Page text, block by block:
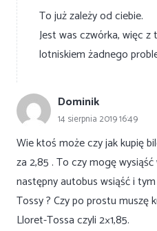
To już zależy od ciebie.
Jest was czwórka, więc
lotniskiem żadnego
Dominik
14 sierpnia 2019 16:49
Wie ktoś może czy jak kupię
za 2,85 . To czy mogę
następny autobus wsiąść i
Tossy ? Czy po prostu muszę
Lloret-Tossa czyli 2×1,85.